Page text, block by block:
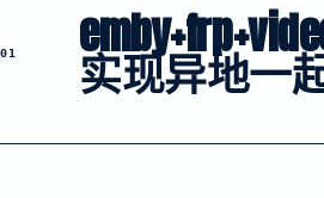
01 实现异地一